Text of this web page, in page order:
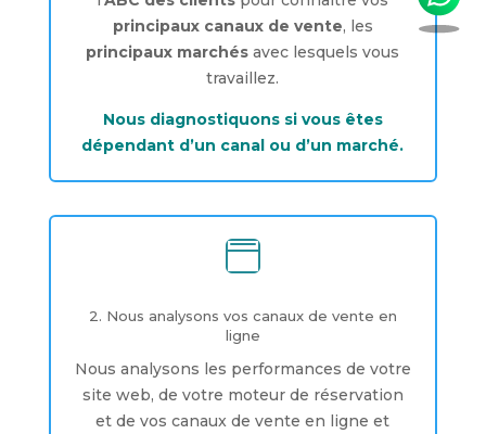
principaux canaux de vente, les
principaux marchés avec lesquels vous
travaillez.
Nous diagnostiquons si vous êtes
dépendant d’un canal ou d’un marché.

2. Nous analysons vos canaux de vente en
ligne
Nous analysons les performances de votre
site web, de votre moteur de réservation
et de vos canaux de vente en ligne et